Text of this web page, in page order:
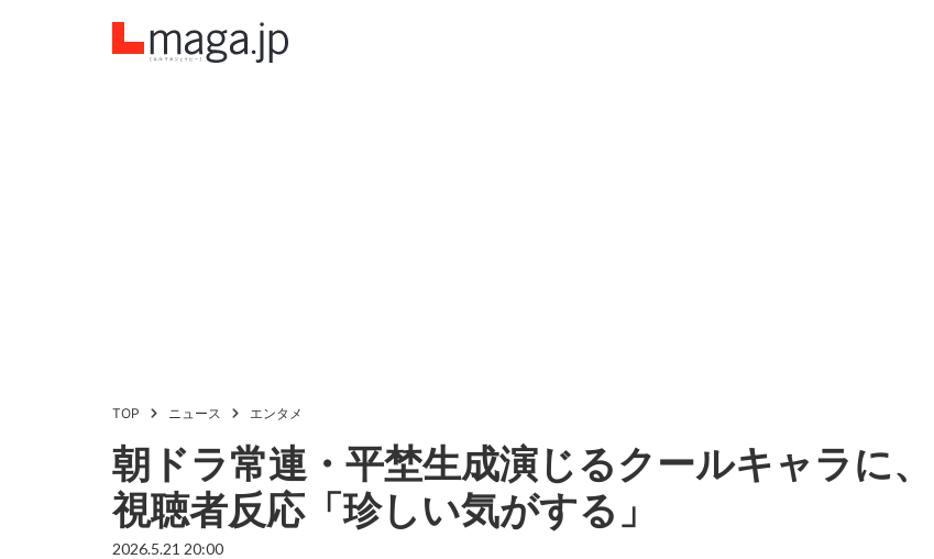
TOP ニュース エンタメ
朝ドラ常連・平埜生成演じるクールキャラに、
視聴者反応「珍しい気がする」
2026.5.21 20:00